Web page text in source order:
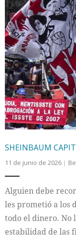
SHEINBAUM
11 de junio de 2026
Alguien debe
les prometió a los
todo el dinero. No
estabilidad de las